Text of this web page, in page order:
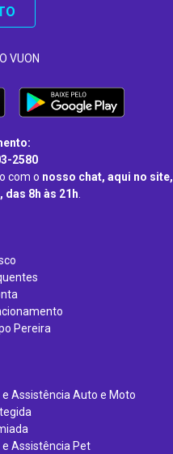
VUON
2580
com o nosso chat, aqui no site,
das 8h às 21h.
Pereira
Assistência Auto e Moto
Assistência Pet